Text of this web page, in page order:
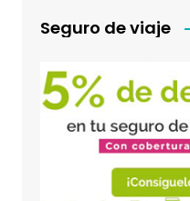
Seguro de viaje